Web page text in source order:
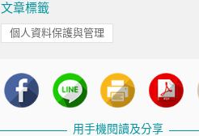
文章標籤
個人資料保護與管理
用手機閱讀及分享